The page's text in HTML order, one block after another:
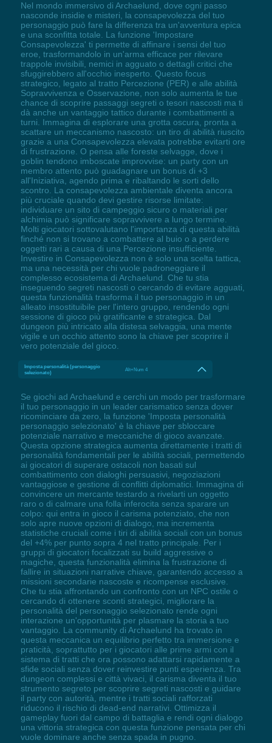
Nel mondo immersivo di Archaelund, dove ogni passo
nasconde insidie e misteri, la consapevolezza del tuo
personaggio può fare la differenza tra un'avventura epica
e una sconfitta totale. La funzione 'Impostare
Consapevolezza' ti permette di affinare i sensi del tuo
eroe, trasformandolo in un'arma efficace per rilevare
trappole invisibili, nemici in agguato o dettagli critici che
sfuggirebbero all'occhio inesperto. Questo focus
strategico, legato al tratto Percezione (PER) e alle abilità
Sopravvivenza e Osservazione, non solo aumenta le tue
chance di scoprire passaggi segreti o tesori nascosti ma ti
dà anche un vantaggio tattico durante i combattimenti a
turni. Immagina di esplorare una grotta oscura, pronta a
scattare un meccanismo nascosto: un tiro di abilità riuscito
grazie a una Consapevolezza elevata potrebbe evitarti ore
di frustrazione. O pensa alle foreste selvagge, dove i
goblin tendono imboscate improvvise: un party con un
membro attento può guadagnare un bonus di +3
all'Iniziativa, agendo prima e ribaltando le sorti dello
scontro. La consapevolezza ambientale diventa ancora
più cruciale quando devi gestire risorse limitate:
individuare un sito di campeggio sicuro o materiali per
alchimia può significare sopravvivere a lungo termine.
Molti giocatori sottovalutano l'importanza di questa abilità
finché non si trovano a combattere al buio o a perdere
oggetti rari a causa di una Percezione insufficiente.
Investire in Consapevolezza non è solo una scelta tattica,
ma una necessità per chi vuole padroneggiare il
complesso ecosistema di Archaelund. Che tu stia
inseguendo segreti nascosti o cercando di evitare agguati,
questa funzionalità trasforma il tuo personaggio in un
alleato insostituibile per l'intero gruppo, rendendo ogni
sessione di gioco più gratificante e strategica. Dal
dungeon più intricato alla distesa selvaggia, una mente
vigile e un occhio attento sono la chiave per scoprire il
vero potenziale del gioco.
Imposta personalità (personaggio
selezionato)
Alt+Num 4
Se giochi ad Archaelund e cerchi un modo per trasformare
il tuo personaggio in un leader carismatico senza dover
ricominciare da zero, la funzione 'Imposta personalità
personaggio selezionato' è la chiave per sbloccare
potenziale narrativo e meccaniche di gioco avanzate.
Questa opzione strategica aumenta direttamente i tratti di
personalità fondamentali per le abilità sociali, permettendo
ai giocatori di superare ostacoli non basati sul
combattimento con dialoghi persuasivi, negoziazioni
vantaggiose e gestione di conflitti diplomatici. Immagina di
convincere un mercante testardo a rivelarti un oggetto
raro o di calmare una folla inferocita senza sparare un
colpo: qui entra in gioco il carisma potenziato, che non
solo apre nuove opzioni di dialogo, ma incrementa
statistiche cruciali come i tiri di abilità sociali con un bonus
del +4% per punto sopra 4 nel tratto principale. Per i
gruppi di giocatori focalizzati su build aggressive o
magiche, questa funzionalità elimina la frustrazione di
fallire in situazioni narrative chiave, garantendo accesso a
missioni secondarie nascoste e ricompense esclusive.
Che tu stia affrontando un confronto con un NPC ostile o
cercando di ottenere sconti strategici, migliorare la
personalità del personaggio selezionato rende ogni
interazione un'opportunità per plasmare la storia a tuo
vantaggio. La community di Archaelund ha trovato in
questa meccanica un equilibrio perfetto tra immersione e
praticità, soprattutto per i giocatori alle prime armi con il
sistema di tratti che ora possono adattarsi rapidamente a
sfide sociali senza dover reinvestire punti esperienza. Tra
dungeon complessi e città vivaci, il carisma diventa il tuo
strumento segreto per scoprire segreti nascosti e guidare
il party con autorità, mentre i tratti sociali rafforzati
riducono il rischio di dead-end narrativi. Ottimizza il
gameplay fuori dal campo di battaglia e rendi ogni dialogo
una vittoria strategica con questa funzione pensata per chi
vuole dominare anche senza spada in pugno.